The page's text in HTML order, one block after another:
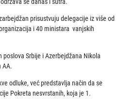
prisustvuju delegacije iz više od
i 40 ministara vanjskih
Srbije i Azerbejdžana Nikola
AA.
odluke, već predstavlja način da se
Pokreta nesvrstanih, koja je 1.